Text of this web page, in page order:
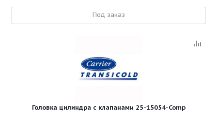
Под заказ
Головка цилиндра с клапанами 25-15054-Comp